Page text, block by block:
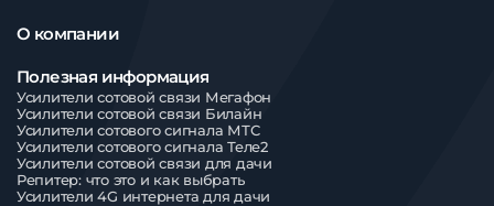
О компании
Полезная информация
Усилители сотовой связи Мегафон
Усилители сотовой связи Билайн
Усилители сотового сигнала МТС
Усилители сотового сигнала Теле2
Усилители сотовой связи для дачи
Репитер: что это и как выбрать
Усилители 4G интернета для дачи